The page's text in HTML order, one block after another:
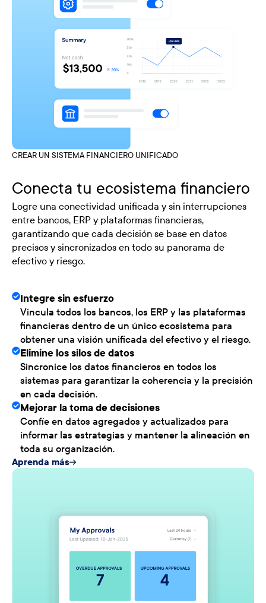
CREAR UN SISTEMA FINANCIERO UNIFICADO
Conecta tu ecosistema financiero
Logre una conectividad unificada y sin interrupciones
entre bancos, ERP y plataformas financieras,
garantizando que cada decisión se base en datos
precisos y sincronizados en todo su panorama de
efectivo y riesgo.
Integre sin esfuerzo
Vincula todos los bancos, los ERP y las plataformas
financieras dentro de un único ecosistema para
obtener una visión unificada del efectivo y el riesgo.
Elimine los silos de datos
Sincronice los datos financieros en todos los
sistemas para garantizar la coherencia y la precisión
en cada decisión.
Mejorar la toma de decisiones
Confíe en datos agregados y actualizados para
informar las estrategias y mantener la alineación en
toda su organización.
Aprenda más